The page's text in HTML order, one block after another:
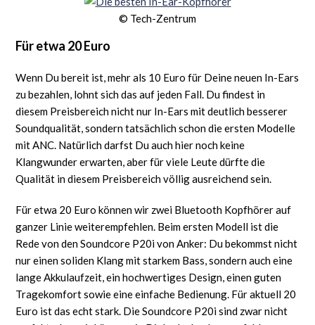
© Tech-Zentrum
Für etwa 20 Euro
Wenn Du bereit ist, mehr als 10 Euro für Deine neuen In-Ears
zu bezahlen, lohnt sich das auf jeden Fall. Du findest in
diesem Preisbereich nicht nur In-Ears mit deutlich besserer
Soundqualität, sondern tatsächlich schon die ersten Modelle
mit ANC. Natürlich darfst Du auch hier noch keine
Klangwunder erwarten, aber für viele Leute dürfte die
Qualität in diesem Preisbereich völlig ausreichend sein.
Für etwa 20 Euro können wir zwei Bluetooth Kopfhörer auf
ganzer Linie weiterempfehlen. Beim ersten Modell ist die
Rede von den Soundcore P20i von Anker: Du bekommst nicht
nur einen soliden Klang mit starkem Bass, sondern auch eine
lange Akkulaufzeit, ein hochwertiges Design, einen guten
Tragekomfort sowie eine einfache Bedienung. Für aktuell 20
Euro ist das echt stark. Die Soundcore P20i sind zwar nicht